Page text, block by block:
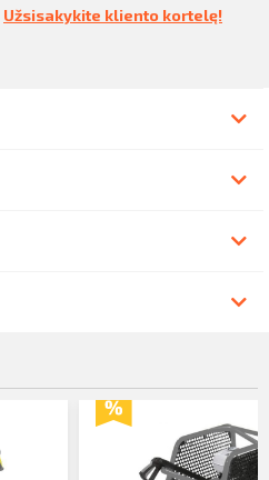
Užsisakykite kliento kortelę!